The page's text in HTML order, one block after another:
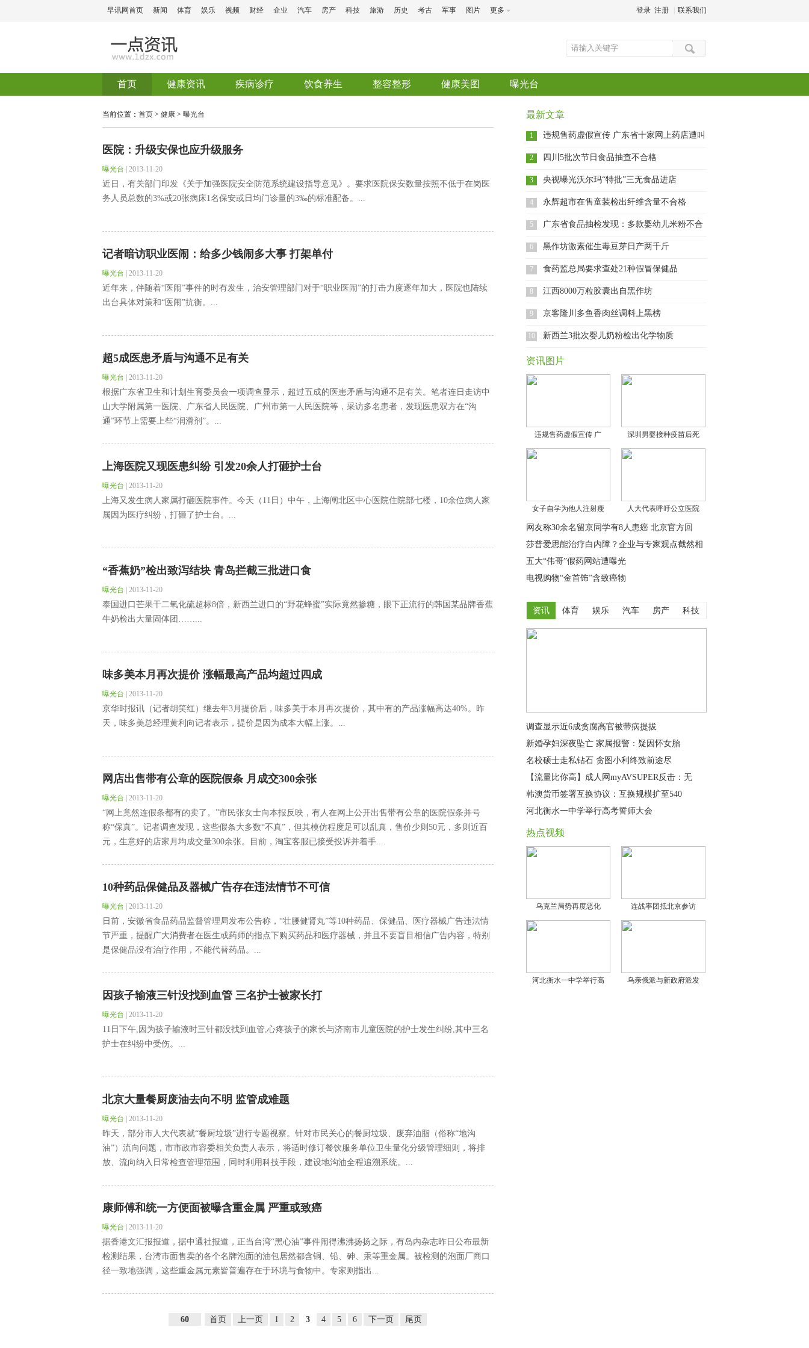
早讯网首页 新闻 体育 娱乐 视频 财经 企业 汽车 房产 科技 旅游 历史 考古 军事 图片 更多 登录 注册 联系我们
首页 健康资讯 疾病诊疗 饮食养生 整容整形 健康美图 曝光台
当前位置： 首页> 健康> 曝光台
医院：升级安保也应升级服务
曝光台 2013-11-20
近日，有关部门印发《关于加强医院安全防范系统建设指导意见》。要求医院保安数量按照不低于在岗医
务人员总数的3%或20张病床1名保安或日均门诊量的3‰的标准配备。...
记者暗访职业医闹：给多少钱闹多大事 打架单付
曝光台 2013-11-20
近年来，伴随着“医闹”事件的时有发生，治安管理部门对于“职业医闹”的打击力度逐年加大，医院也陆续
出台具体对策和“医闹”抗衡。...
超5成医患矛盾与沟通不足有关
曝光台 2013-11-20
根据广东省卫生和计划生育委员会一项调查显示，超过五成的医患矛盾与沟通不足有关。笔者连日走访中
山大学附属第一医院、广东省人民医院、广州市第一人民医院等，采访多名患者，发现医患双方在“沟
通”环节上需要上些“润滑剂”。...
上海医院又现医患纠纷 引发20余人打砸护士台
曝光台 2013-11-20
上海又发生病人家属打砸医院事件。今天（11日）中午，上海闸北区中心医院住院部七楼，10余位病人家
属因为医疗纠纷，打砸了护士台。...
“香蕉奶”检出致泻结块 青岛拦截三批进口食
曝光台 2013-11-20
泰国进口芒果干二氧化硫超标8倍，新西兰进口的“野花蜂蜜”实际竟然掺糖，眼下正流行的韩国某品牌香蕉
牛奶检出大量固体团……...
味多美本月再次提价 涨幅最高产品均超过四成
曝光台 2013-11-20
京华时报讯（记者胡笑红）继去年3月提价后，味多美于本月再次提价，其中有的产品涨幅高达40%。昨
天，味多美总经理黄利向记者表示，提价是因为成本大幅上涨。...
网店出售带有公章的医院假条 月成交300余张
曝光台 2013-11-20
“网上竟然连假条都有的卖了。”市民张女士向本报反映，有人在网上公开出售带有公章的医院假条并号
称“保真”。记者调查发现，这些假条大多数“不真”，但其模仿程度足可以乱真，售价少则50元，多则近百
元，生意好的店家月均成交量300余张。目前，淘宝客服已接受投诉并着手...
10种药品保健品及器械广告存在违法情节不可信
曝光台 2013-11-20
日前，安徽省食品药品监督管理局发布公告称，“壮腰健肾丸”等10种药品、保健品、医疗器械广告违法情
节严重，提醒广大消费者在医生或药师的指点下购买药品和医疗器械，并且不要盲目相信广告内容，特别
是保健品没有治疗作用，不能代替药品。...
因孩子输液三针没找到血管 三名护士被家长打
曝光台 2013-11-20
11日下午,因为孩子输液时三针都没找到血管,心疼孩子的家长与济南市儿童医院的护士发生纠纷,其中三名
护士在纠纷中受伤。...
北京大量餐厨废油去向不明 监管成难题
曝光台 2013-11-20
昨天，部分市人大代表就“餐厨垃圾”进行专题视察。针对市民关心的餐厨垃圾、废弃油脂（俗称“地沟
油”）流向问题，市市政市容委相关负责人表示，将适时修订餐饮服务单位卫生量化分级管理细则，将排
放、流向纳入日常检查管理范围，同时利用科技手段，建设地沟油全程追溯系统。...
康师傅和统一方便面被曝含重金属 严重或致癌
曝光台 2013-11-20
据香港文汇报报道，据中通社报道，正当台湾“黑心油”事件闹得沸沸扬扬之际，有岛内杂志昨日公布最新
检测结果，台湾市面售卖的各个名牌泡面的油包居然都含铜、铅、砷、汞等重金属。被检测的泡面厂商口
径一致地强调，这些重金属元素皆普遍存在于环境与食物中。专家则指出...
60 首页 上一页 1 2 3 4 5 6 下一页 尾页
最新文章
1 违规售药虚假宣传 广东省十家网上药店遭叫
2 四川5批次节日食品抽查不合格
3 央视曝光沃尔玛“特批”三无食品进店
4 永辉超市在售童装检出纤维含量不合格
5
广东省食品抽检发现：多款婴幼儿米粉不合
6 黑作坊激素催生毒豆芽日产两千斤
7 食药监总局要求查处21种假冒保健品
8 江西8000万粒胶囊出自黑作坊
9 京客隆川多鱼香肉丝调料上黑榜
10 新西兰3批次婴儿奶粉检出化学物质
资讯图片
违规售药虚假宣传 广 深圳男婴接种疫苗后死
女子自学为他人注射瘦 人大代表呼吁公立医院
网友称30余名留京同学有8人患癌 北京官方回
莎普爱思能治疗白内障？企业与专家观点截然相
五大“伟哥”假药网站遭曝光
电视购物“金首饰”含致癌物
资讯 体育 娱乐 汽车 房产 科技
调查显示近6成贪腐高官被带病提拔
新婚孕妇深夜坠亡 家属报警：疑因怀女胎
名校硕士走私钻石 贪图小利终致前途尽
【流量比你高】成人网myAVSUPER反击：无
韩澳货币签署互换协议：互换规模扩至540
河北衡水一中学举行高考誓师大会
热点视频
乌克兰局势再度恶化 连战率团抵北京参访
河北衡水一中学举行高 乌亲俄派与新政府派发